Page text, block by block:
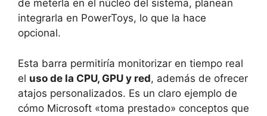
de meterla en el núcleo del sistema, planean
integrarla en PowerToys, lo que la hace
opcional.
Esta barra permitiría monitorizar en tiempo real
el uso de la CPU, GPU y red, además de ofrecer
atajos personalizados. Es un claro ejemplo de
cómo Microsoft «toma prestado» conceptos que